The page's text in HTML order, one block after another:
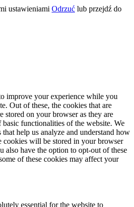
ustawieniami Odrzuć lub przejdź do
improve your experience while you
Out of these, the cookies that are
stored on your browser as they are
functionalities of the website. We
help us analyze and understand how
cookies will be stored in your browser
also have the option to opt-out of these
of these cookies may affect your
essential for the website to